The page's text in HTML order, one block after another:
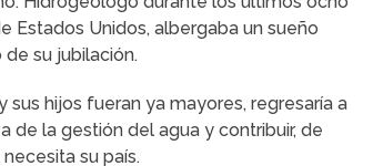
Estados Unidos, albergaba un sueño
su jubilación.
hijos fueran ya mayores, regresaría a
de la gestión del agua y contribuir, de
su país.